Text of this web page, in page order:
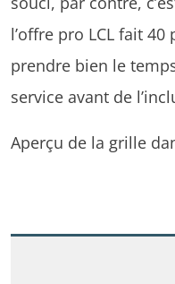
l’offre pro LCL fait
prendre bien le
service avant de
Aperçu de la grille